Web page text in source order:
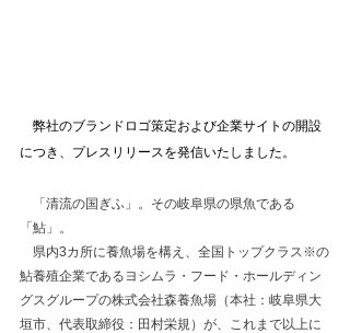
弊社のブランドロゴ策定および企業サイトの開設
につき、プレスリリースを発信いたしました。
「清流の国ぎふ」。その岐阜県の県魚である
「鮎」。
県内3カ所に養魚場を構え、全国トップクラス※の
鮎養殖企業であるヨシムラ・フード・ホールディン
グスグループの株式会社森養魚場（本社：岐阜県大
垣市、代表取締役：田村栄規）が、これまで以上に